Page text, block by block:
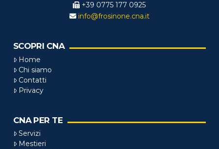
+39 0775 177 0925
info@frosinone.cna.it
SCOPRI CNA
Home
Chi siamo
Contatti
Privacy
CNA PER TE
Servizi
Mestieri